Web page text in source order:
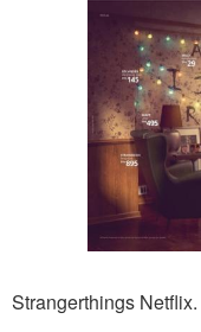
Strangerthings Netflix.